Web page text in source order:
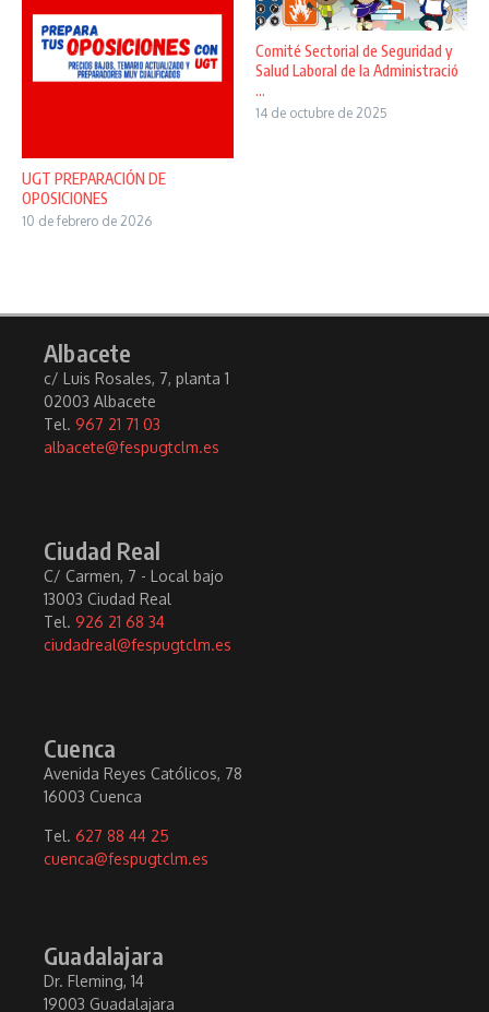
UGT PREPARACIÓN DE
OPOSICIONES
10 de febrero de 2026
Comité Sectorial de Seguridad y
Salud Laboral de la Administració
...
14 de octubre de 2025
Albacete
c/ Luis Rosales, 7, planta 1
02003 Albacete
Tel. 967 21 71 03
albacete@fespugtclm.es
Ciudad Real
C/ Carmen, 7 - Local bajo
13003 Ciudad Real
Tel. 926 21 68 34
ciudadreal@fespugtclm.es
Cuenca
Avenida Reyes Católicos, 78
16003 Cuenca
Tel. 627 88 44 25
cuenca@fespugtclm.es
Guadalajara
Dr. Fleming, 14
19003 Guadalajara